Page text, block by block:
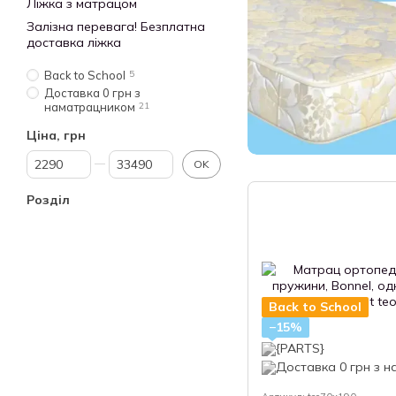
Back to School
−15%
Ліжка з матрацом
Залізна перевага! Безплатна
доставка ліжка
Back to School 5
Доставка 0 грн з
наматрацником 21
Ціна, грн
Від Ціна, грн
До Ціна, грн OK
Розділ